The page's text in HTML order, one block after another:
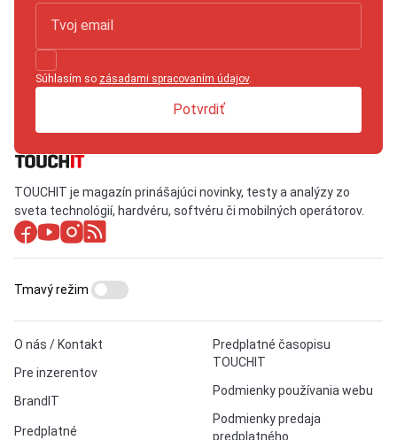
Súhlasím so zásadami spracovaním údajov.
Potvrdiť
TOUCHIT je magazín prinášajúci novinky, testy a analýzy zo
sveta technológií, hardvéru, softvéru či mobilných operátorov.
O nás / Kontakt
Pre inzerentov
BrandIT
Predplatné
Predplatné časopisu
TOUCHIT
Podmienky používania webu
Podmienky predaja
predplatného
Tmavý režim